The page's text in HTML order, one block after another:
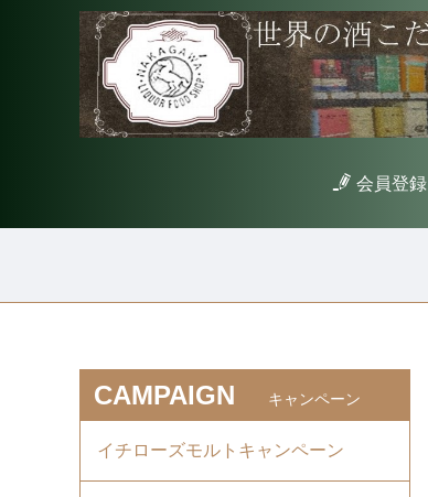
会員登録
CAMPAIGN キャンペーン
イチローズモルトキャンペーン